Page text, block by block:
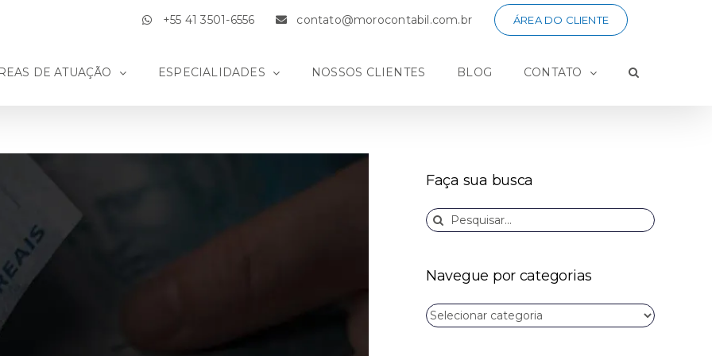
+55 41 3501-6556 contato@morocontabil.com.br ÁREA DO CLIENTE
DE ATUAÇÃO ESPECIALIDADES NOSSOS CLIENTES BLOG CONTATO
Faça sua busca
Buscar
resultados
Navegue por categorias
Navegue
por